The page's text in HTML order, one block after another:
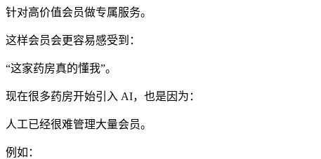
针对高价值会员做专属服务。
这样会员会更容易感受到：
“这家药房真的懂我”。
现在很多药房开始引入 AI，也是因为：
人工已经很难管理大量会员。
例如：